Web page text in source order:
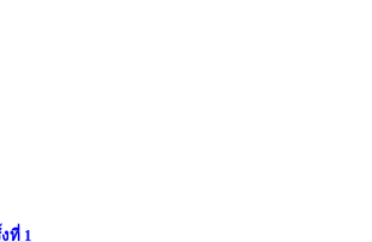
ที่ 1